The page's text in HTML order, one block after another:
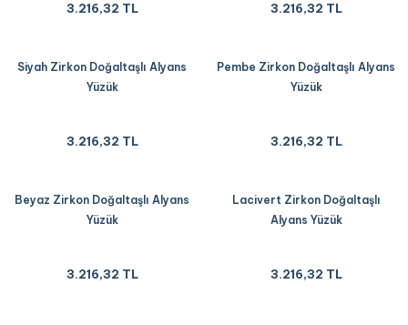
3.216,32 TL 3.216,32 TL
Siyah Zirkon Doğaltaşlı Alyans
Yüzük
3.216,32 TL
Pembe Zirkon Doğaltaşlı Alyans
Yüzük
3.216,32 TL
Beyaz Zirkon Doğaltaşlı Alyans
Yüzük
3.216,32 TL
Lacivert Zirkon Doğaltaşlı
Alyans Yüzük
3.216,32 TL